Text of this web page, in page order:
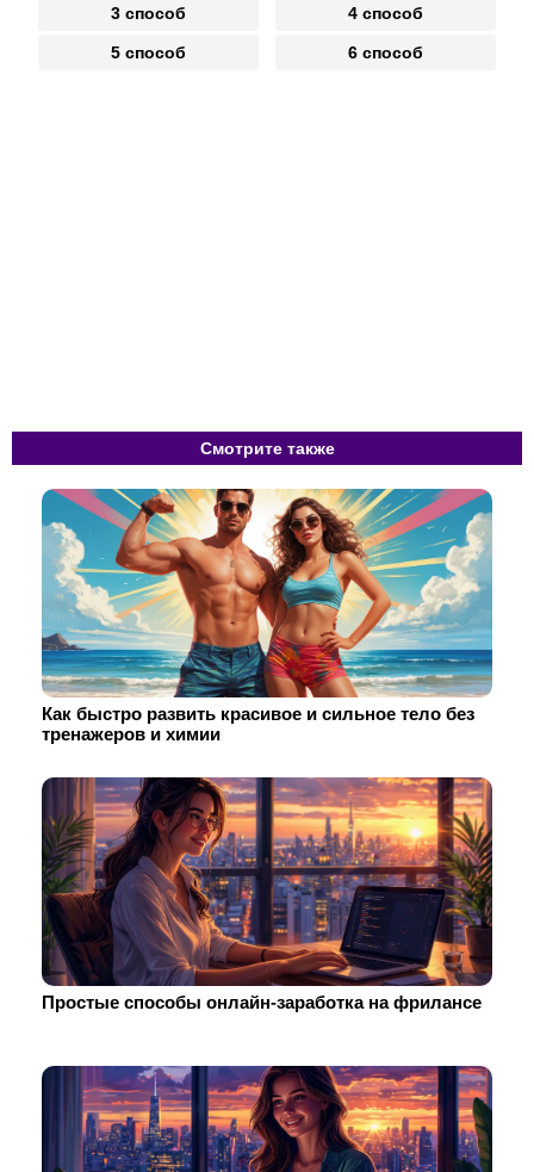
3 способ 4 способ
5 способ 6 способ
Смотрите также
Как быстро развить красивое и сильное тело без
тренажеров и химии
Простые способы онлайн-заработка на фрилансе